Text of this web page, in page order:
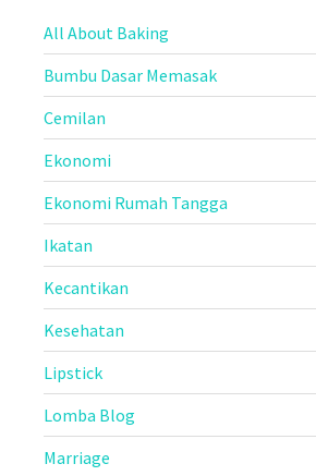
All About Baking
Bumbu Dasar Memasak
Cemilan
Ekonomi
Ekonomi Rumah Tangga
Ikatan
Kecantikan
Kesehatan
Lipstick
Lomba Blog
Marriage